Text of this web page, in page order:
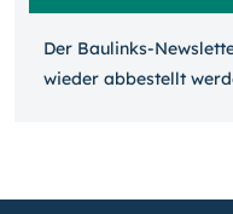
Der Baulinks-
wieder ab­bestellt